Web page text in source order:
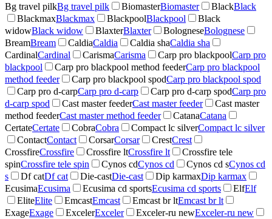
Bg travel pilkBg travel pilk BiomasterBiomaster BlackBlack
BlackmaxBlackmax BlackpoolBlackpool
Black
widowBlack widow BlaxterBlaxter BologneseBolognese
BreamBream CaldiaCaldia Caldia shaCaldia sha
CardinalCardinal CarismaCarisma Carp pro blackpoolCarp pro
blackpool
Carp pro blackpool method feederCarp pro blackpool
method feeder
Carp pro blackpool spodCarp pro blackpool spod
Carp pro d-carpCarp pro d-carp Carp pro d-carp spodCarp pro
d-carp spod
Cast master feederCast master feeder
Cast master
method feederCast master method feeder CatanaCatana
CertateCertate CobraCobra Compact lc silverCompact lc silver
ContactContact CorsarCorsar CrestCrest
CrossfireCrossfire Crossfire ltCrossfire lt
Crossfire tele
spinCrossfire tele spin Cynos cdCynos cd Cynos cd sCynos cd
s
Df catDf cat Die-castDie-cast Dip karmaxDip karmax
EcusimaEcusima Ecusima cd sportsEcusima cd sports ElfElf
EliteElite EmcastEmcast Emcast br ltEmcast br lt
ExageExage ExcelerExceler Exceler-ru newExceler-ru new